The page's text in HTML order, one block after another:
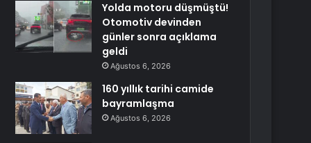
Yolda motoru düşmüştü!
Otomotiv devinden
günler sonra açıklama
geldi
Ağustos 6, 2026
160 yıllık tarihi camide
bayramlaşma
Ağustos 6, 2026